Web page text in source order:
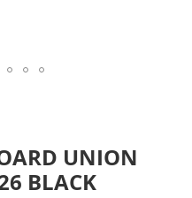
UNION
BLACK